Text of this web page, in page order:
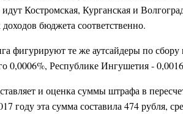
Костромская, Курганская и
доходов бюджета соответственно.
фигурируют те же аутсайдеры по
0,0006%, Республике Ингушетия -
и оценка суммы штрафа в
году эта сумма составила 474 рубля,